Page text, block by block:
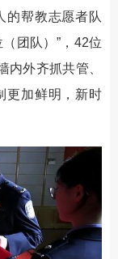
的帮教志愿者队
团队）”，42位
内外齐抓共管、
更加鲜明，新时